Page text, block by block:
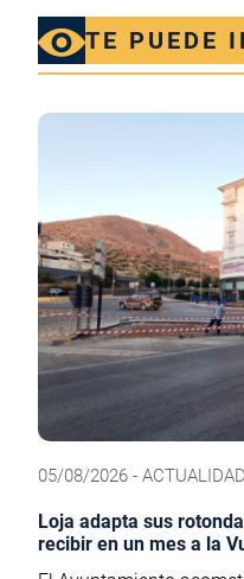
TE PUEDE
05/08/2026 - ACTUALIDAD
Loja adapta sus
recibir en un mes a la